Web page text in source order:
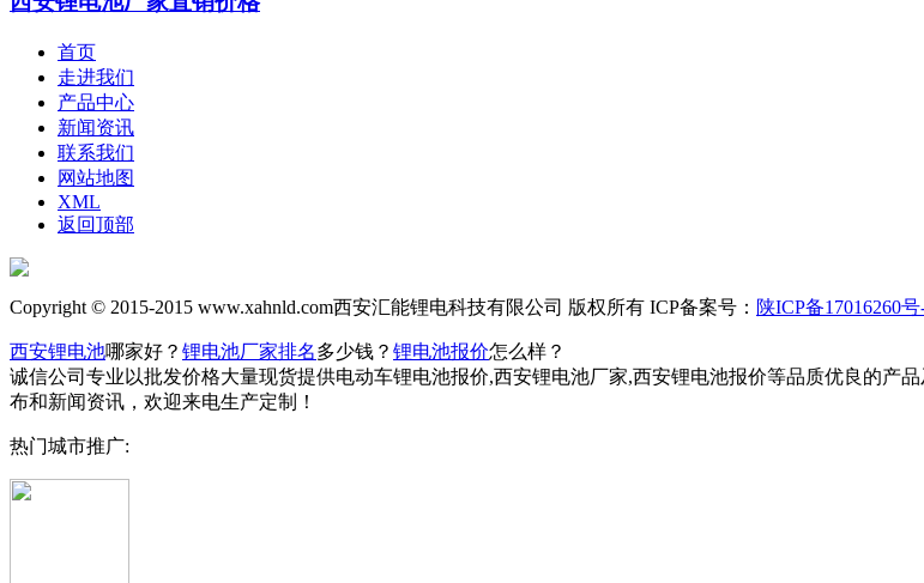
首页
走进我们
产品中心
新闻资讯
联系我们
网站地图
XML
返回顶部
Copyright © 2015-2015 www.xahnld.com西安汇能锂电科技有限公司 版权所有 ICP备案号： 陕ICP备17016260号
西安锂电池哪家好？ 锂电池厂家排名多少钱？ 锂电池报价怎么样？
诚信公司专业以批发价格大量现货提供电动车锂电池报价,西安锂电池厂家,西安锂电池报价等品质优良的产
布和新闻资讯，欢迎来电生产定制！
热门城市推广: